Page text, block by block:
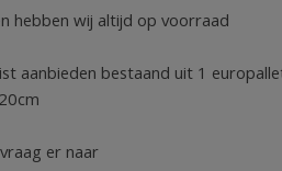
hebben wij altijd op voorraad
aanbieden bestaand uit 1
er naar